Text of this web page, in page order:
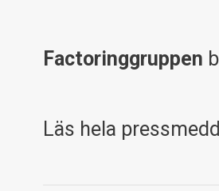
Factoringgruppen
Läs hela